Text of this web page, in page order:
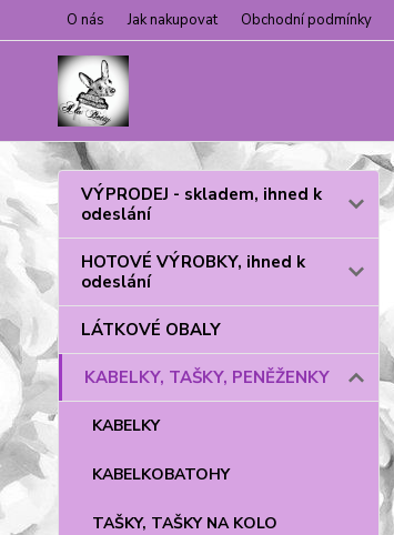
O nás Jak nakupovat Obchodní podmínky
VÝPRODEJ - skladem, ihned k
odeslání
HOTOVÉ VÝROBKY, ihned k
odeslání
LÁTKOVÉ OBALY
KABELKY, TAŠKY, PENĚŽENKY
KABELKY
KABELKOBATOHY
TAŠKY, TAŠKY NA KOLO